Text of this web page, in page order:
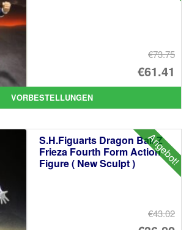
€73.75
€61.41
VORBESTELLUNGEN
Angebot!
S.H.Figuarts Dragon Ball Z
Frieza Fourth Form Action
Figure ( New Sculpt )
€43.02